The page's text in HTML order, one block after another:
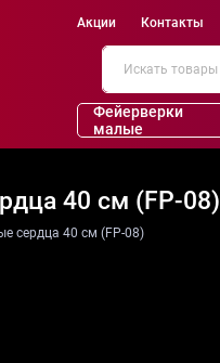
Акции Контакты
Фейерверки
малые
40 см (FP-08)
сердца 40 см (FP-08)